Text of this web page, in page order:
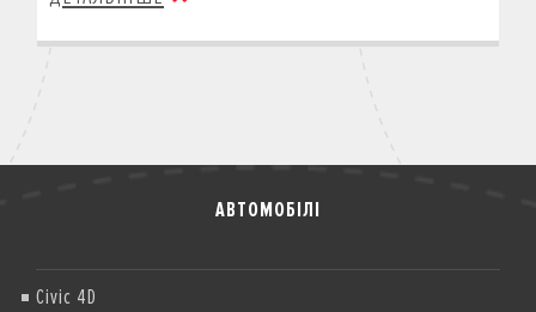
АВТОМОБІЛІ
Civic 4D